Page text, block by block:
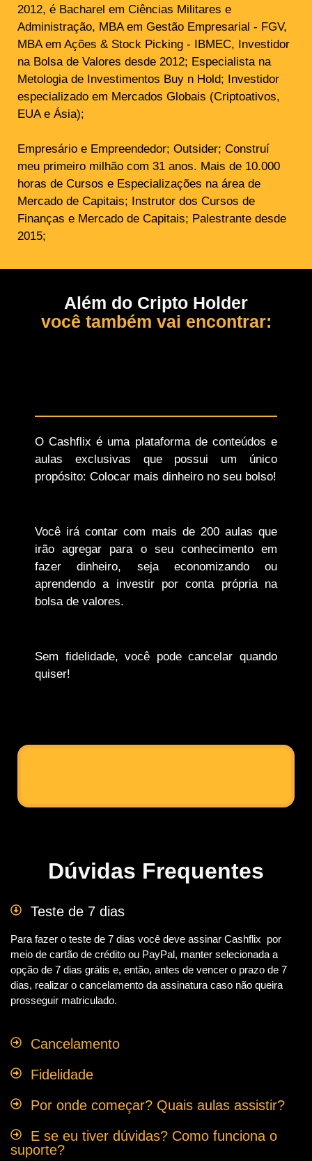
2012, é Bacharel em Ciências Militares e
Administração, MBA em Gestão Empresarial - FGV,
MBA em Ações & Stock Picking - IBMEC, Investidor
na Bolsa de Valores desde 2012; Especialista na
Metologia de Investimentos Buy n Hold; Investidor
especializado em Mercados Globais (Criptoativos,
EUA e Ásia);
Empresário e Empreendedor; Outsider; Construí
meu primeiro milhão com 31 anos. Mais de 10.000
horas de Cursos e Especializações na área de
Mercado de Capitais; Instrutor dos Cursos de
Finanças e Mercado de Capitais; Palestrante desde
2015;
Além do Cripto Holder
você também vai encontrar:
O Cashflix é uma plataforma de conteúdos e
aulas exclusivas que possui um único
propósito: Colocar mais dinheiro no seu bolso!
Você irá contar com mais de 200 aulas que
irão agregar para o seu conhecimento em
fazer dinheiro, seja economizando ou
aprendendo a investir por conta própria na
bolsa de valores.
Sem fidelidade, você pode cancelar quando
quiser!
Dúvidas Frequentes
Teste de 7 dias
Para fazer o teste de 7 dias você deve assinar Cashflix por
meio de cartão de crédito ou PayPal, manter selecionada a
opção de 7 dias grátis e, então, antes de vencer o prazo de 7
dias, realizar o cancelamento da assinatura caso não queira
prosseguir matriculado.
Cancelamento
Fidelidade
Por onde começar? Quais aulas assistir?
E se eu tiver dúvidas? Como funciona o
suporte?